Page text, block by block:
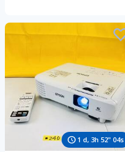
1 d, 3h 52" 03s